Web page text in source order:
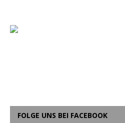
FOLGE UNS BEI FACEBOOK